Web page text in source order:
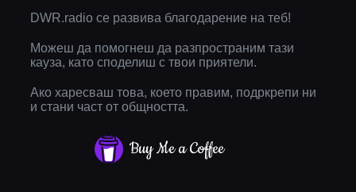
DWR.radio се развива благодарение на теб!
Можеш да помогнеш да разпространим тази
кауза, като споделиш с твои приятели.
Ако харесваш това, което правим, подркрепи ни
и стани част от общността.
Buy Me a Coffee